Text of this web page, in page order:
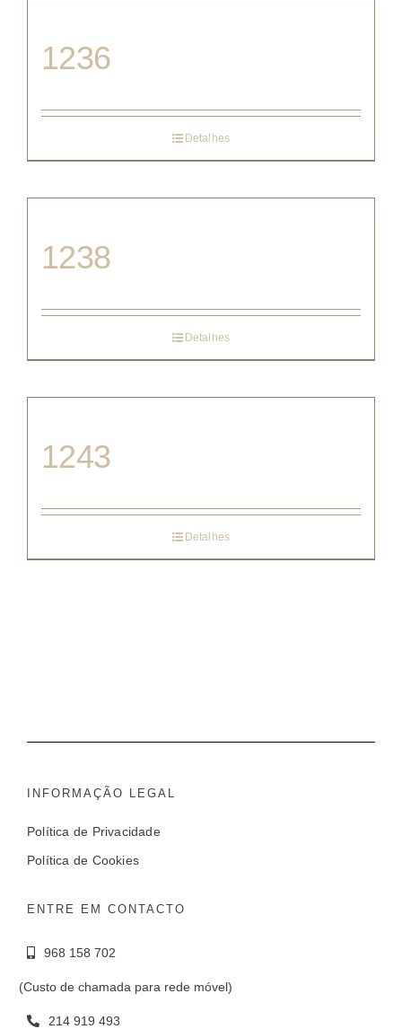
1236
Detalhes
1238
Detalhes
1243
Detalhes
INFORMAÇÃO LEGAL
Política de Privacidade
Política de Cookies
ENTRE EM CONTACTO
968 158 702
(Custo de chamada para rede móvel)
214 919 493